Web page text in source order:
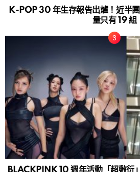
K-POP 30 年生存報告出爐！近半
量只有 19 組
BLACKPINK 10 週年活動「超敷衍